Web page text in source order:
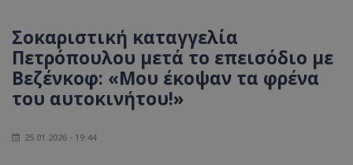
Σοκαριστική καταγγελία
Πετρόπουλου μετά το επεισόδιο με
Βεζένκοφ: «Μου έκοψαν τα φρένα
του αυτοκινήτου!»
25.01.2026 - 19:44